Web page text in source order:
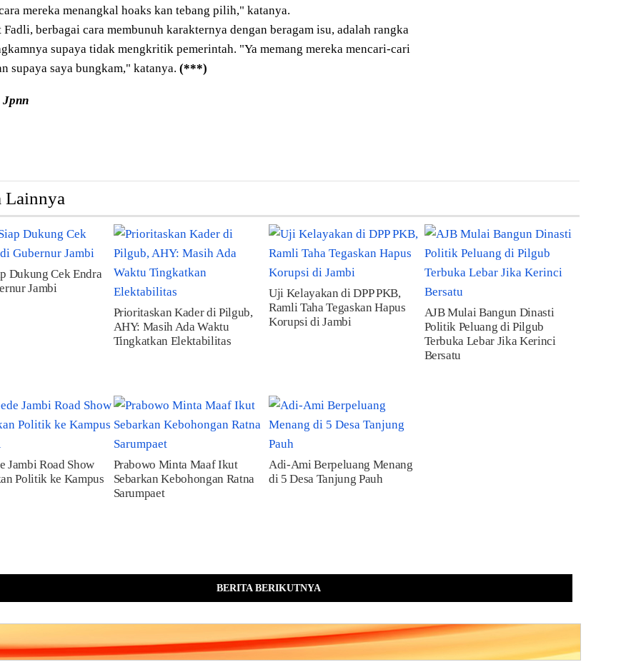
mereka menangkal hoaks kan tebang pilih," katanya.
berbagai cara membunuh karakternya dengan beragam isu, adalah rangka
supaya tidak mengkritik pemerintah. "Ya memang mereka mencari-cari
supaya saya bungkam," katanya. (***)
Jpnn
Lainnya
Dukung Cek Endra
Jambi
Prioritaskan Kader di Pilgub,
AHY: Masih Ada Waktu
Tingkatkan Elektabilitas
Uji Kelayakan di DPP PKB,
Ramli Taha Tegaskan Hapus
Korupsi di Jambi
AJB Mulai Bangun Dinasti
Politik Peluang di Pilgub
Terbuka Lebar Jika Kerinci
Bersatu
Jambi Road Show
Politik ke Kampus
Prabowo Minta Maaf Ikut
Sebarkan Kebohongan Ratna
Sarumpaet
Adi-Ami Berpeluang Menang
di 5 Desa Tanjung Pauh
BERITA BERIKUTNYA